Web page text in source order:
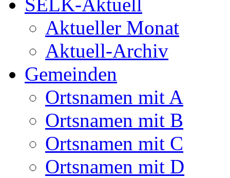
Aktueller Monat
Aktuell-Archiv
Gemeinden
Ortsnamen mit A
Ortsnamen mit B
Ortsnamen mit C
Ortsnamen mit D